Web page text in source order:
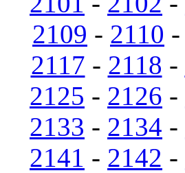
2109 - 2110 -
2117 - 2118 -
2125 - 2126 -
2133 - 2134 -
2141 - 2142 -